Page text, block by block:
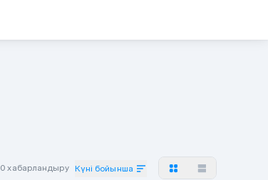
0 хабарландыру Күні бойынша